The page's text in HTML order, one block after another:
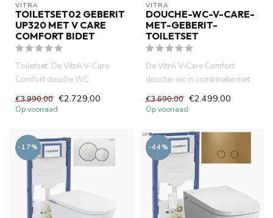
VITRA
TOILETSET02 GEBERIT
UP320 MET V CARE
COMFORT BIDET
Toiletset. De VitrA V-Care
Comfort douche WC
combineert hig-tech
technologie, co...
€3.990,00 €2.729,00
Op voorraad
VITRA
DOUCHE-WC-V-CARE-
MET-GEBERIT-
TOILETSET
De VitrA V‑Care Comfort
douche-wc in combinatie met
het Geberit UP320 inbouw toi...
€3.690,00 €2.499,00
Op voorraad
-17% -44%